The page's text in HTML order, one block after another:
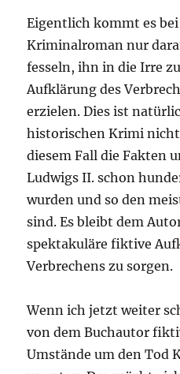
Eigentlich kommt es
Kriminalroman nur
fesseln, ihn in die Irre
Aufklärung des
erzielen. Dies ist
historischen Krimi
diesem Fall die Fakten
Ludwigs II. schon
wurden und so den
sind. Es bleibt dem
spektakuläre fiktive
Verbrechens zu sorgen.
Wenn ich jetzt weiter
von dem Buchautor
Umstände um den Tod